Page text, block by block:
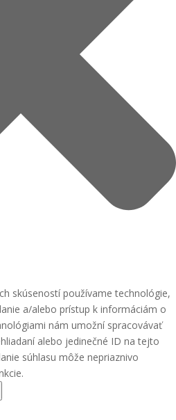
skúseností používame technológie,
a/alebo prístup k informáciám o
nám umožní spracovávať
alebo jedinečné ID na tejto
súhlasu môže nepriaznivo